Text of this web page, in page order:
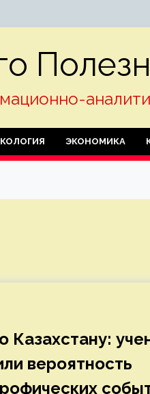
ЭКОНОМИКА
Казахстану:
вероятность